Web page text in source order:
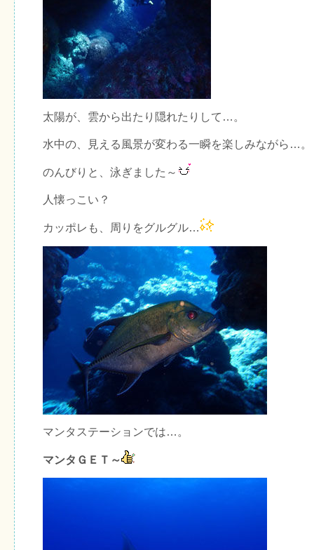
太陽が、雲から出たり隠れたりして…。
水中の、見える風景が変わる一瞬を楽しみながら…。
のんびりと、泳ぎました～
人懐っこい？
カッポレも、周りをグルグル…
マンタステーションでは…。
マンタＧＥＴ～